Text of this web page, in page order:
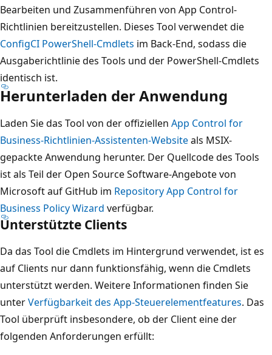
Bearbeiten und Zusammenführen von App Control-
Richtlinien bereitzustellen. Dieses Tool verwendet die
ConfigCI PowerShell-Cmdlets im Back-End, sodass die
Ausgaberichtlinie des Tools und der PowerShell-Cmdlets
identisch ist.
Herunterladen der Anwendung
Laden Sie das Tool von der offiziellen App Control for
Business-Richtlinien-Assistenten-Websiteals MSIX-
gepackte Anwendung herunter. Der Quellcode des Tools
ist als Teil der Open Source Software-Angebote von
Microsoft auf GitHub im Repository App Control for
Business Policy Wizard verfügbar.
Unterstützte Clients
Da das Tool die Cmdlets im Hintergrund verwendet, ist es
auf Clients nur dann funktionsfähig, wenn die Cmdlets
unterstützt werden. Weitere Informationen finden Sie
unterVerfügbarkeit des App-Steuerelementfeatures. Das
Tool überprüft insbesondere, ob der Client eine der
folgenden Anforderungen erfüllt: